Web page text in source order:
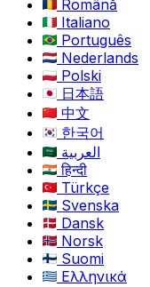
Română
Italiano
Português
Nederlands
Polski
日本語
中文
한국어
العربية
हिन्दी
Türkçe
Svenska
Dansk
Norsk
Suomi
Ελληνικά